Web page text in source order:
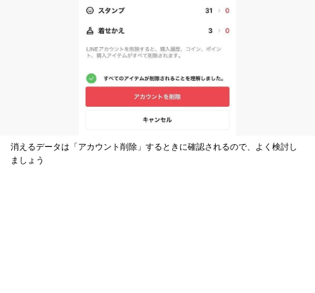
消えるデータは「アカウント削除」するときに確認されるので、よく検討し
ましょう